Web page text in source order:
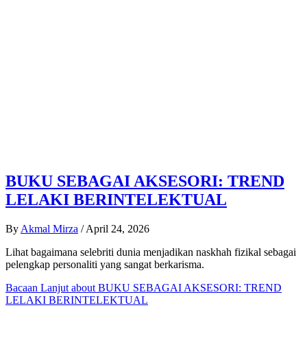
BUKU SEBAGAI AKSESORI: TREND
LELAKI BERINTELEKTUAL
By Akmal Mirza / April 24, 2026
Lihat bagaimana selebriti dunia menjadikan naskhah fizikal sebagai
pelengkap personaliti yang sangat berkarisma.
Bacaan Lanjut about BUKU SEBAGAI AKSESORI: TREND
LELAKI BERINTELEKTUAL